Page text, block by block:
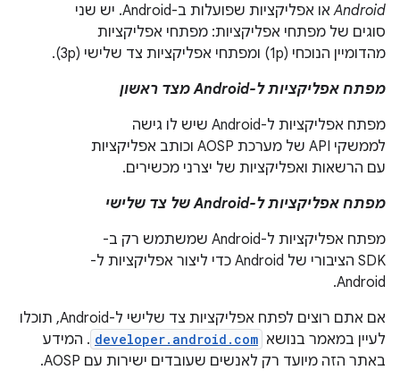
Android
או אפליקציות שפועלות ב-Android. יש שני
סוגים של מפתחי אפליקציות: מפתחי אפליקציות
מהדומיין הנוכחי (1p) ומפתחי אפליקציות צד שלישי (3p).
מפתח אפליקציות ל-Android מצד ראשון
מפתח אפליקציות ל-Android שיש לו גישה
לממשקי API של מערכת AOSP וכותב אפליקציות
עם הרשאות ואפליקציות של יצרני מכשירים.
מפתח אפליקציות ל-Android של צד שלישי
מפתח אפליקציות ל-Android שמשתמש רק ב-
SDK הציבורי של Android כדי ליצור אפליקציות ל-
Android.
אם אתם רוצים לפתח אפליקציות צד שלישי ל-Android, תוכלו
לעיין במאמר בנושא developer.android.com . המידע
באתר הזה מיועד רק לאנשים שעובדים ישירות עם AOSP.